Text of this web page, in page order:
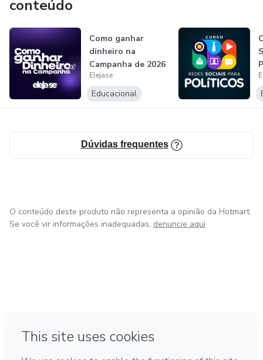
conteúdo
Como ganhar
dinheiro na
Campanha de 2026
Elejase
Educacional
Dúvidas frequentes
O conteúdo deste produto não representa a opinião da Hotmart.
Se você vir informações inadequadas, denuncie aqui
Feito com ❤ em Bogotá